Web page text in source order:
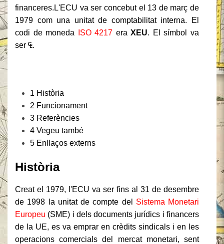
financeres.L'ECU va ser concebut el 13 de març de
1979 com una unitat de comptabilitat interna. El
codi de moneda
ISO 4217 eraXEU. El símbol va
ser ₠.
1 Història
2 Funcionament
3 Referències
4 Vegeu també
5 Enllaços externs
Història
Creat el 1979, l'ECU va ser fins al 31 de desembre
de 1998 la unitat de compte del Sistema Monetari
Europeu (SME) i dels documents jurídics i financers
de la UE, es va emprar en crèdits sindicals i en les
operacions comercials del mercat monetari, sent